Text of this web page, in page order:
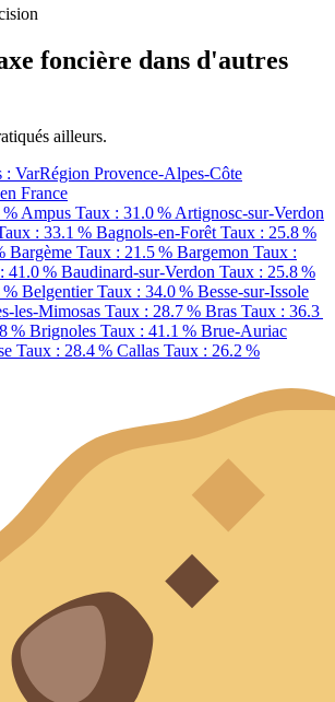
foncière dans d'autres
ailleurs.
: VarRégion Provence-Alpes-Côte
France
% Ampus Taux : 31.0 % Artignosc-sur-Verdon
: 33.1 % Bagnols-en-Forêt Taux : 25.8 %
Bargème Taux : 21.5 % Bargemon Taux :
41.0 % Baudinard-sur-Verdon Taux : 25.8 %
% BelgentierTaux : 34.0 % Besse-sur-Issole
les-Mimosas Taux : 28.7 % Bras Taux : 36.3
% Brignoles Taux : 41.1 % Brue-Auriac
Taux : 28.4 % Callas Taux : 26.2 %